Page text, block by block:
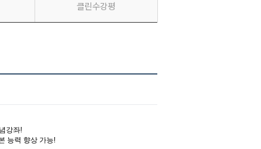
클린수강평
강좌!
능력 향상 가능!